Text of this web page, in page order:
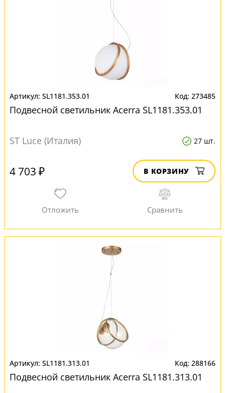
SL1181.353.01 273485
Подвесной светильник Acerra SL1181.353.01
ST Luce (Италия) 27 шт.
4 703 ₽ В КОРЗИНУ
SL1181.313.01 288166
Подвесной светильник Acerra SL1181.313.01